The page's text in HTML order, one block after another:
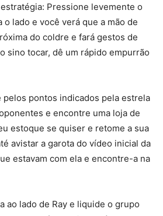
Pressione levemente o
lado e você verá que a mão de
do coldre e fará gestos de
sino tocar, dê um rápido empurrão
pelos pontos indicados pela estrela
e encontre uma loja de
estoque se quiser e retome a sua
avistar a garota do vídeo inicial da
estavam com ela e encontre-a na
ao lado de Ray e liquide o grupo